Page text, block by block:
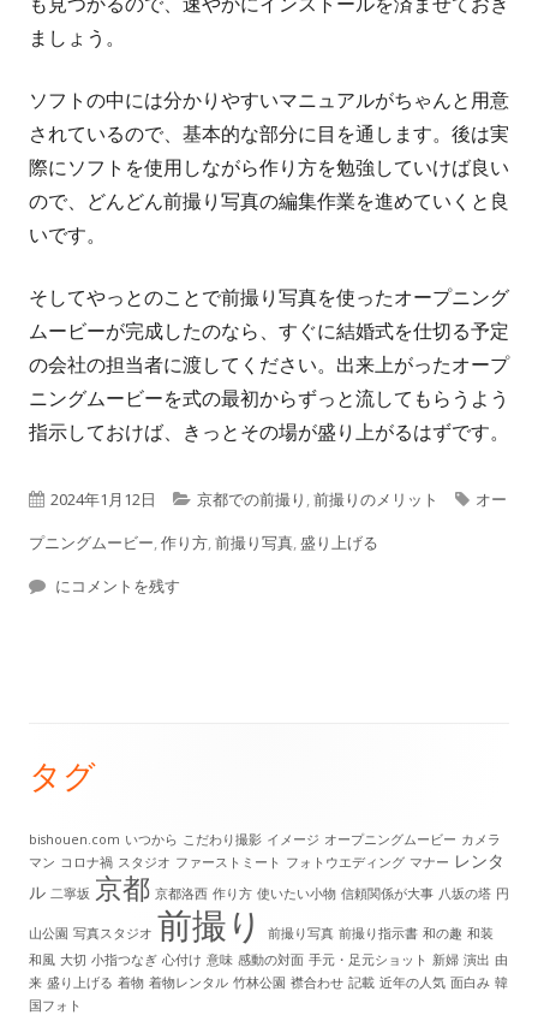
ましょう。
ソフトの中には分かりやすいマニュアルがちゃんと用意
されているので、基本的な部分に目を通します。後は実
際にソフトを使用しながら作り方を勉強していけば良い
ので、どんどん前撮り写真の編集作業を進めていくと良
いです。
そしてやっとのことで前撮り写真を使ったオープニング
ムービーが完成したのなら、すぐに結婚式を仕切る予定
の会社の担当者に渡してください。出来上がったオープ
ニングムービーを式の最初からずっと流してもらうよう
指示しておけば、きっとその場が盛り上がるはずです。
公
開
日
2024年1月12日
カ
テ
京都での前撮り ,前撮りのメリット
タ
オー
プニングムービー,作り方,前撮り写真,盛り上げる
結婚式を盛り上げるために活用すべきアイテム
にコメントを残す
メ
イ
ン
サ
イ
タグ
bishouen.com いつから こだわり撮影 イメージ オープニングムービー カメラ
マン コロナ禍 スタジオ ファーストミート フォトウエディング マナー レンタ
ル 二寧坂 京都 京都洛西 作り方 使いたい小物 信頼関係が大事 八坂の塔 円
山公園 写真スタジオ 前撮り 前撮り写真 前撮り指示書 和の趣 和装
和風 大切 小指つなぎ 心付け 意味 感動の対面 手元・足元ショット 新婦 演出 由
来 盛り上げる 着物 着物レンタル 竹林公園 襟合わせ 記載 近年の人気 面白み 韓
国フォト